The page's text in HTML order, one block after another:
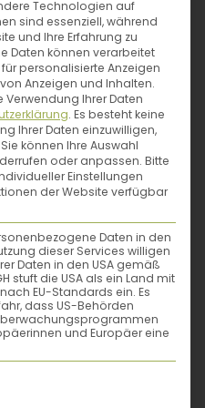
der Eberesche,
und Vogelbeere.
beginnt die
und Obstsorten.
möchte, sollte
aussäen.
Technologien auf
sind essenziell, während
und Ihre Erfahrung zu
Daten können verarbeitet
für personalisierte Anzeigen
Anzeigen und Inhalten.
Ihrer Daten
. Es besteht keine
Ihrer Daten einzuwilligen,
Sie können Ihre Auswahl
oder anpassen. Bitte
Einstellungen
der Website verfügbar
Daten in den
dieser Services willigen
Daten in den USA gemäß
stuft die USA als ein Land mit
EU-Standards ein. Es
dass US-Behörden
und Europäer eine
Gruppen, für die